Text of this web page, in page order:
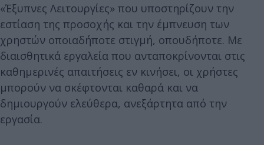
«Έξυπνες Λειτουργίες» που υποστηρίζουν την
εστίαση της προσοχής και την έμπνευση των
χρηστών οποιαδήποτε στιγμή, οπουδήποτε. Με
διαισθητικά εργαλεία που ανταποκρίνονται στις
καθημερινές απαιτήσεις εν κινήσει, οι χρήστες
μπορούν να σκέφτονται καθαρά και να
δημιουργούν ελεύθερα, ανεξάρτητα από την
εργασία.